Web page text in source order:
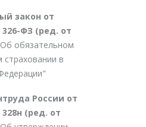
закон от
326-ФЗ (ред. от
обязательном
страховании в
России от
328н (ред. от